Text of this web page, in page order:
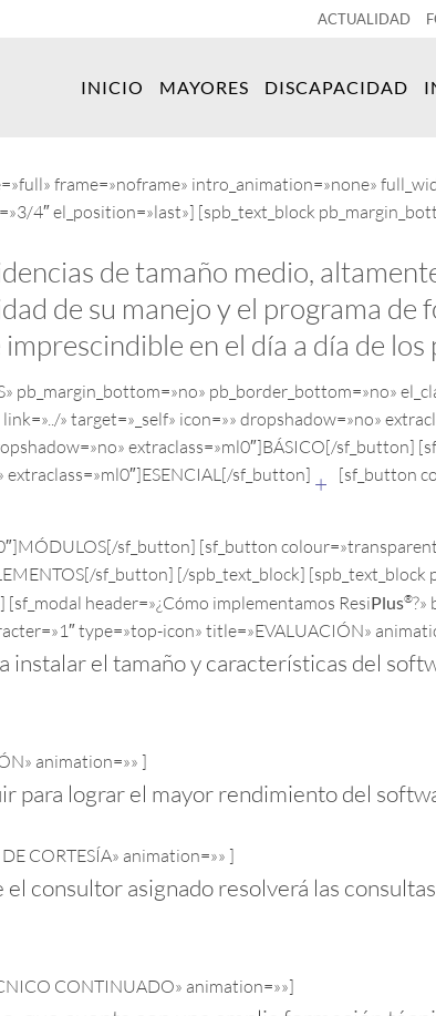
ACTUALIDAD
INICIO MAYORES DISCAPACIDAD
frame=»noframe» intro_animation=»none»
4″ el_position=»last»] [spb_text_block
de tamaño medio,
de su manejo y el programa
en el día a día de los
pb_border_bottom=»no»
» target=»_self» icon=»» dropshadow=»no»
extraclass=»ml0″]BÁSICO[/sf_button]
sf_button] + [sf_button
sf_button] [sf_button
sf_button] [/spb_text_block] [spb_text_block
header=»¿Cómo implementamos ResiPlus®?»
type=»top-icon» title=»EVALUACIÓN»
el tamaño y características del
animation=»» ]
para lograr el mayor rendimiento del
CORTESÍA» animation=»» ]
consultor asignado resolverá las
CONTINUADO» animation=»»]